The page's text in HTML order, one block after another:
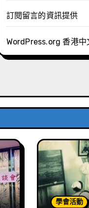
訂閱留言的資訊提供
WordPress.org 香港中
學會活動